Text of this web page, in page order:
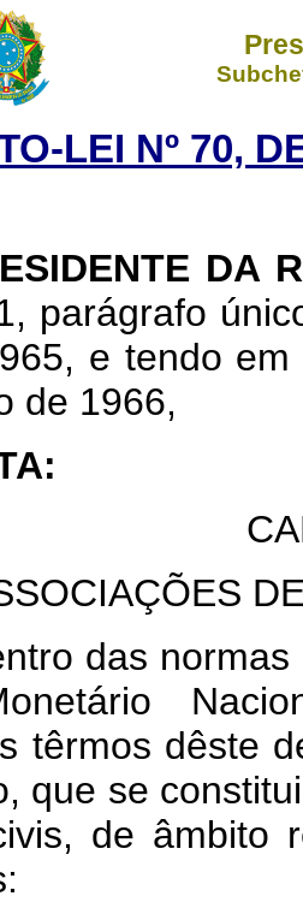
LEI Nº 70,
DA
parágrafo
e tendo
de 1966,
das
têrmos dêste
que se
de âmbito